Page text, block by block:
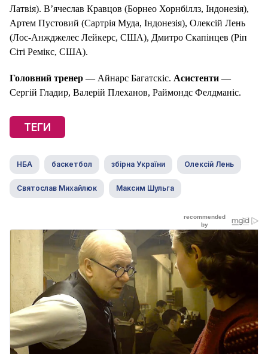
Латвія). В’ячеслав Кравцов (Борнео Хорнбіллз, Індонезія),
Артем Пустовий (Сартрія Муда, Індонезія), Олексій Лень
(Лос-Анжджелес Лейкерс, США), Дмитро Скапінцев (Ріп
Сіті Ремікс, США).
Головний тренер — Айнарс Багатскіс. Асистенти —
Сергій Гладир, Валерій Плеханов, Раймондс Фелдманіс.
ТЕГИ
НБА баскетбол збірна України Олексій Лень
Святослав Михайлюк Максим Шульга